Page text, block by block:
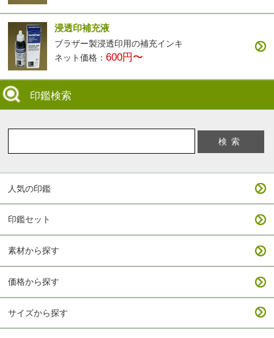
浸透印補充液
ブラザー製浸透印用の補充インキ
ネット価格：600円〜
印鑑検索
人気の印鑑
印鑑セット
素材から探す
価格から探す
サイズから探す